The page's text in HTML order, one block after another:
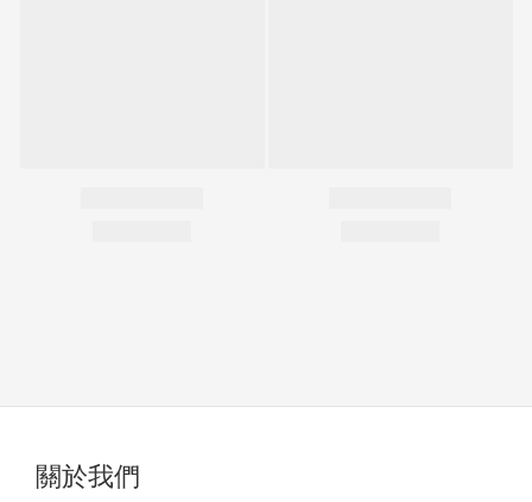
關於我們